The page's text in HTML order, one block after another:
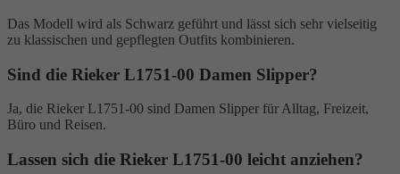
Das Modell wird als Schwarz geführt und lässt sich sehr vielseitig
zu klassischen und gepflegten Outfits kombinieren.
Sind die Rieker L1751-00 Damen Slipper?
Ja, die Rieker L1751-00 sind Damen Slipper für Alltag, Freizeit,
Büro und Reisen.
Lassen sich die Rieker L1751-00 leicht anziehen?